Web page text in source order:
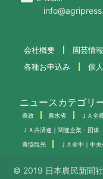
会社概要 園芸情
各種お申込み
個
ニュースカテゴリ
農政 農水省 ＪＡ全
ＪＡ共済連｜関連企業・団体
農協観光 ＪＡ全中｜中
© 2019 日本農民新聞社